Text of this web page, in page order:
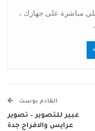
مباشرة على جهازك ،
القادم بوست
عبير للتصوير – تصوير
عرايس والافراح جدة